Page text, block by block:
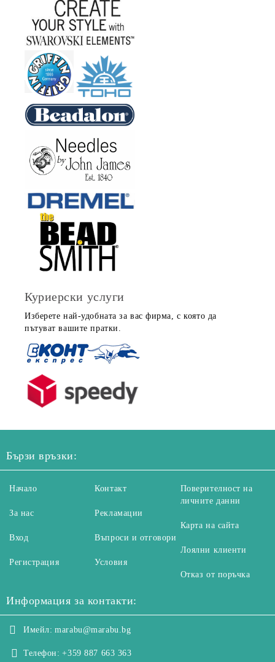
Куриерски услуги
Изберете най-удобната за вас фирма, с която да
пътуват вашите пратки.
Бързи връзки:
Начало
За нас
Вход
Регистрация
Контакт
Рекламации
Въпроси и отговори
Условия
Поверителност на
личните данни
Карта на сайта
Лоялни клиенти
Отказ от поръчка
Информация за контакти:
Имейл: marabu@marabu.bg
Телефон: +359 887 663 363